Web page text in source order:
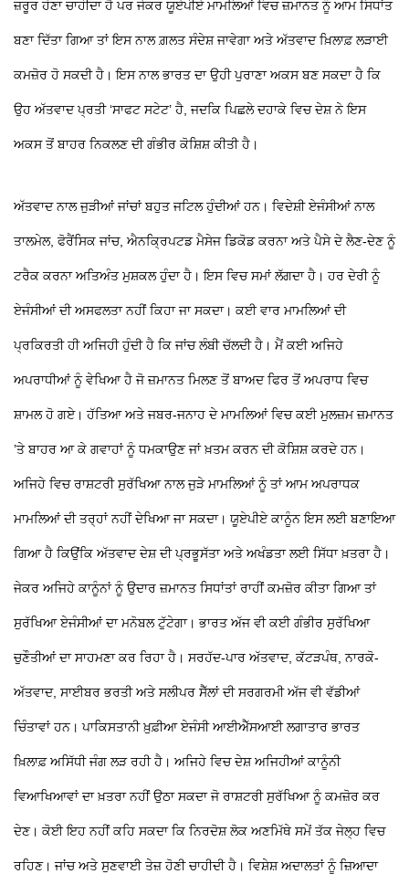
ਜ਼ਰੂਰ ਹੋਣਾ ਚਾਹੀਦਾ ਹੈ ਪਰ ਜੇਕਰ ਯੂਏਪੀਏ ਮਾਮਲਿਆਂ ਵਿਚ ਜ਼ਮਾਨਤ ਨੂੰ ਆਮ ਸਿਧਾਂਤ
ਬਣਾ ਦਿੱਤਾ ਗਿਆ ਤਾਂ ਇਸ ਨਾਲ ਗ਼ਲਤ ਸੰਦੇਸ਼ ਜਾਵੇਗਾ ਅਤੇ ਅੱਤਵਾਦ ਖ਼ਿਲਾਫ਼ ਲੜਾਈ
ਕਮਜ਼ੋਰ ਹੋ ਸਕਦੀ ਹੈ। ਇਸ ਨਾਲ ਭਾਰਤ ਦਾ ਉਹੀ ਪੁਰਾਣਾ ਅਕਸ ਬਣ ਸਕਦਾ ਹੈ ਕਿ
ਉਹ ਅੱਤਵਾਦ ਪ੍ਰਤੀ ‘ਸਾਫਟ ਸਟੇਟ’ ਹੈ, ਜਦਕਿ ਪਿਛਲੇ ਦਹਾਕੇ ਵਿਚ ਦੇਸ਼ ਨੇ ਇਸ
ਅਕਸ ਤੋਂ ਬਾਹਰ ਨਿਕਲਣ ਦੀ ਗੰਭੀਰ ਕੋਸ਼ਿਸ਼ ਕੀਤੀ ਹੈ।
ਅੱਤਵਾਦ ਨਾਲ ਜੁੜੀਆਂ ਜਾਂਚਾਂ ਬਹੁਤ ਜਟਿਲ ਹੁੰਦੀਆਂ ਹਨ। ਵਿਦੇਸ਼ੀ ਏਜੰਸੀਆਂ ਨਾਲ
ਤਾਲਮੇਲ, ਫੋਰੈਂਸਿਕ ਜਾਂਚ, ਐਨਕ੍ਰਿਪਟਡ ਮੈਸੇਜ ਡਿਕੋਡ ਕਰਨਾ ਅਤੇ ਪੈਸੇ ਦੇ ਲੈਣ-ਦੇਣ ਨੂੰ
ਟਰੈਕ ਕਰਨਾ ਅਤਿਅੰਤ ਮੁਸ਼ਕਲ ਹੁੰਦਾ ਹੈ। ਇਸ ਵਿਚ ਸਮਾਂ ਲੱਗਦਾ ਹੈ। ਹਰ ਦੇਰੀ ਨੂੰ
ਏਜੰਸੀਆਂ ਦੀ ਅਸਫਲਤਾ ਨਹੀਂ ਕਿਹਾ ਜਾ ਸਕਦਾ। ਕਈ ਵਾਰ ਮਾਮਲਿਆਂ ਦੀ
ਪ੍ਰਕਿਰਤੀ ਹੀ ਅਜਿਹੀ ਹੁੰਦੀ ਹੈ ਕਿ ਜਾਂਚ ਲੰਬੀ ਚੱਲਦੀ ਹੈ। ਮੈਂ ਕਈ ਅਜਿਹੇ
ਅਪਰਾਧੀਆਂ ਨੂੰ ਵੇਖਿਆ ਹੈ ਜੋ ਜ਼ਮਾਨਤ ਮਿਲਣ ਤੋਂ ਬਾਅਦ ਫਿਰ ਤੋਂ ਅਪਰਾਧ ਵਿਚ
ਸ਼ਾਮਲ ਹੋ ਗਏ। ਹੱਤਿਆ ਅਤੇ ਜਬਰ-ਜਨਾਹ ਦੇ ਮਾਮਲਿਆਂ ਵਿਚ ਕਈ ਮੁਲਜ਼ਮ ਜ਼ਮਾਨਤ
’ਤੇ ਬਾਹਰ ਆ ਕੇ ਗਵਾਹਾਂ ਨੂੰ ਧਮਕਾਉਣ ਜਾਂ ਖ਼ਤਮ ਕਰਨ ਦੀ ਕੋਸ਼ਿਸ਼ ਕਰਦੇ ਹਨ।
ਅਜਿਹੇ ਵਿਚ ਰਾਸ਼ਟਰੀ ਸੁਰੱਖਿਆ ਨਾਲ ਜੁੜੇ ਮਾਮਲਿਆਂ ਨੂੰ ਤਾਂ ਆਮ ਅਪਰਾਧਕ
ਮਾਮਲਿਆਂ ਦੀ ਤਰ੍ਹਾਂ ਨਹੀਂ ਦੇਖਿਆ ਜਾ ਸਕਦਾ। ਯੂਏਪੀਏ ਕਾਨੂੰਨ ਇਸ ਲਈ ਬਣਾਇਆ
ਗਿਆ ਹੈ ਕਿਉਂਕਿ ਅੱਤਵਾਦ ਦੇਸ਼ ਦੀ ਪ੍ਰਭੂਸੱਤਾ ਅਤੇ ਅਖੰਡਤਾ ਲਈ ਸਿੱਧਾ ਖ਼ਤਰਾ ਹੈ।
ਜੇਕਰ ਅਜਿਹੇ ਕਾਨੂੰਨਾਂ ਨੂੰ ਉਦਾਰ ਜ਼ਮਾਨਤ ਸਿਧਾਂਤਾਂ ਰਾਹੀਂ ਕਮਜ਼ੋਰ ਕੀਤਾ ਗਿਆ ਤਾਂ
ਸੁਰੱਖਿਆ ਏਜੰਸੀਆਂ ਦਾ ਮਨੋਬਲ ਟੁੱਟੇਗਾ। ਭਾਰਤ ਅੱਜ ਵੀ ਕਈ ਗੰਭੀਰ ਸੁਰੱਖਿਆ
ਚੁਣੌਤੀਆਂ ਦਾ ਸਾਹਮਣਾ ਕਰ ਰਿਹਾ ਹੈ। ਸਰਹੱਦ-ਪਾਰ ਅੱਤਵਾਦ, ਕੱਟੜਪੰਥ, ਨਾਰਕੋ-
ਅੱਤਵਾਦ, ਸਾਈਬਰ ਭਰਤੀ ਅਤੇ ਸਲੀਪਰ ਸੈੱਲਾਂ ਦੀ ਸਰਗਰਮੀ ਅੱਜ ਵੀ ਵੱਡੀਆਂ
ਚਿੰਤਾਵਾਂ ਹਨ। ਪਾਕਿਸਤਾਨੀ ਖ਼ੁਫ਼ੀਆ ਏਜੰਸੀ ਆਈਐੱਸਆਈ ਲਗਾਤਾਰ ਭਾਰਤ
ਖ਼ਿਲਾਫ਼ ਅਸਿੱਧੀ ਜੰਗ ਲੜ ਰਹੀ ਹੈ। ਅਜਿਹੇ ਵਿਚ ਦੇਸ਼ ਅਜਿਹੀਆਂ ਕਾਨੂੰਨੀ
ਵਿਆਖਿਆਵਾਂ ਦਾ ਖ਼ਤਰਾ ਨਹੀਂ ਉਠਾ ਸਕਦਾ ਜੋ ਰਾਸ਼ਟਰੀ ਸੁਰੱਖਿਆ ਨੂੰ ਕਮਜ਼ੋਰ ਕਰ
ਦੇਣ। ਕੋਈ ਇਹ ਨਹੀਂ ਕਹਿ ਸਕਦਾ ਕਿ ਨਿਰਦੋਸ਼ ਲੋਕ ਅਣਮਿੱਥੇ ਸਮੇਂ ਤੱਕ ਜੇਲ੍ਹ ਵਿਚ
ਰਹਿਣ। ਜਾਂਚ ਅਤੇ ਸੁਣਵਾਈ ਤੇਜ਼ ਹੋਣੀ ਚਾਹੀਦੀ ਹੈ। ਵਿਸ਼ੇਸ਼ ਅਦਾਲਤਾਂ ਨੂੰ ਜ਼ਿਆਦਾ